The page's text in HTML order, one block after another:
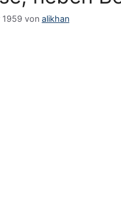
1959 von alikhan